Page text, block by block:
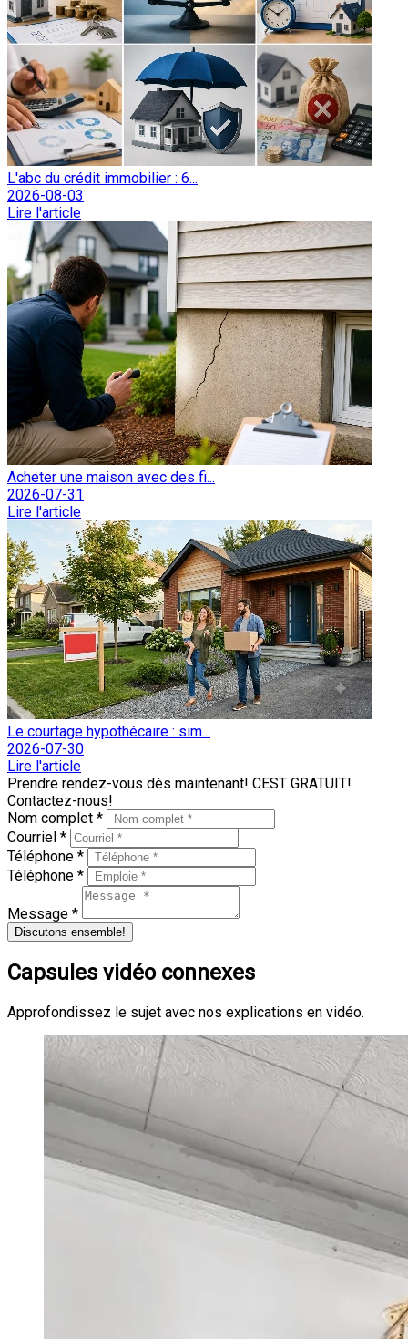
L'abc du crédit immobilier : 6...
2026-08-03
Lire l'article
Acheter une maison avec des fi...
2026-07-31
Lire l'article
Le courtage hypothécaire : sim...
2026-07-30
Lire l'article
Prendre rendez-vous dès maintenant! CEST GRATUIT!
Contactez-nous!
Nom complet *
Courriel *
Téléphone *
Téléphone *
Message *
Discutons ensemble!
Capsules vidéo connexes
Approfondissez le sujet avec nos explications en vidéo.